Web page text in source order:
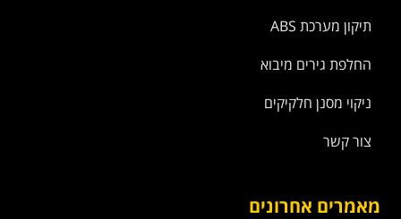
תיקון מערכת ABS
החלפת גירים מיבוא
ניקוי מסנן חלקיקים
צור קשר
מאמרים אחרונים